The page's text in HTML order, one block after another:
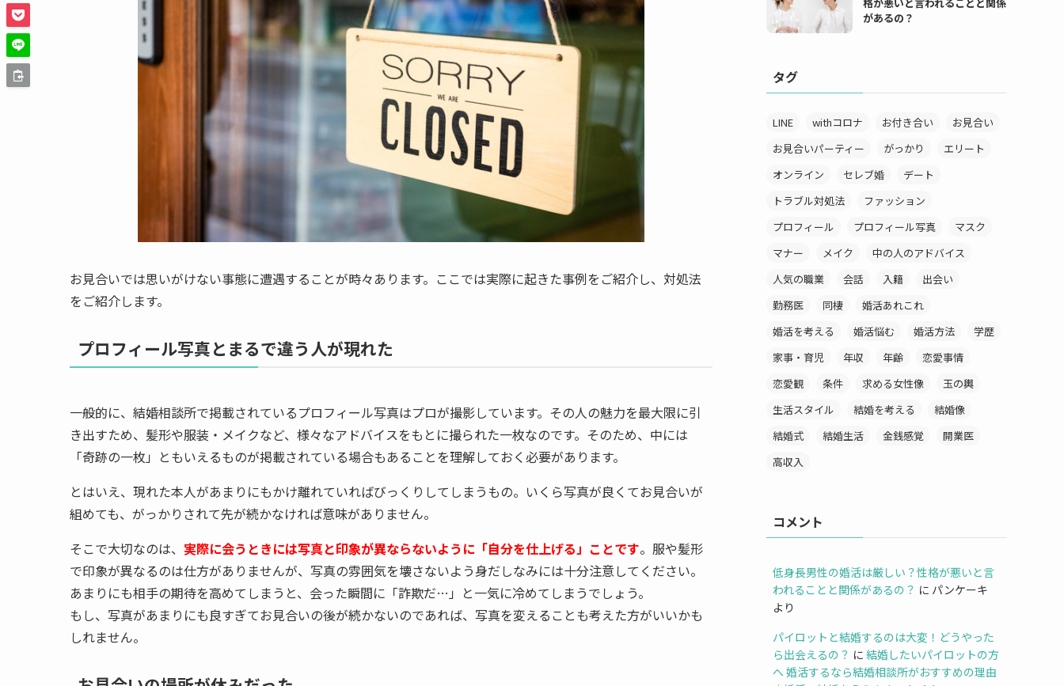
お見合いでは思いがけない事態に遭遇することが時々あります。ここでは実際に起きた事例をご紹介し、対処法
をご紹介します。
プロフィール写真とまるで違う人が現れた
一般的に、結婚相談所で掲載されているプロフィール写真はプロが撮影しています。その人の魅力を最大限に引
き出すため、髪形や服装・メイクなど、様々なアドバイスをもとに撮られた一枚なのです。そのため、中には
「奇跡の一枚」ともいえるものが掲載されている場合もあることを理解しておく必要があります。
とはいえ、現れた本人があまりにもかけ離れていればびっくりしてしまうもの。いくら写真が良くてお見合いが
組めても、がっかりされて先が続かなければ意味がありません。
そこで大切なのは、 実際に会うときには写真と印象が異ならないように「自分を仕上げる」ことです。服や髪形
で印象が異なるのは仕方がありませんが、写真の雰囲気を壊さないよう身だしなみには十分注意してください。
あまりにも相手の期待を高めてしまうと、会った瞬間に「詐欺だ…」と一気に冷めてしまうでしょう。
もし、写真があまりにも良すぎてお見合いの後が続かないのであれば、写真を変えることも考えた方がいいかも
しれません。
があるの？
タグ
LINE withコロナ お付き合い
お見合い
お見合いパーティー
がっかり
エリート
オンライン
セレブ婚
デート
トラブル対処法
ファッション
プロフィール
プロフィール写真
マスク
マナー
メイク
中の人のアドバイス
人気の職業
会話 入籍
出会い
勤務医
同棲
婚活あれこれ
婚活を考える
婚活悩む 婚活方法
学歴
家事・育児
年収 年齢
恋愛事情
恋愛観
条件 求める女性像
玉の輿
生活スタイル
結婚を考える
結婚像
結婚式
結婚生活 金銭感覚
開業医
高収入
コメント
低身長男性の婚活は厳しい？性格が悪いと言
われることと関係があるの？ に パンケーキ
より
パイロットと結婚するのは大変！どうやった
ら出会えるの？ に 結婚したいパイロットの方
へ 婚活するなら結婚相談所がおすすめの理由